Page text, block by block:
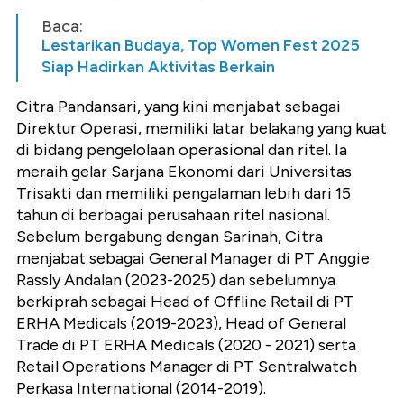
Baca:
Lestarikan Budaya, Top Women Fest 2025
Siap Hadirkan Aktivitas Berkain
Citra Pandansari, yang kini menjabat sebagai
Direktur Operasi, memiliki latar belakang yang kuat
di bidang pengelolaan operasional dan ritel. Ia
meraih gelar Sarjana Ekonomi dari Universitas
Trisakti dan memiliki pengalaman lebih dari 15
tahun di berbagai perusahaan ritel nasional.
Sebelum bergabung dengan Sarinah, Citra
menjabat sebagai General Manager di PT Anggie
Rassly Andalan (2023-2025) dan sebelumnya
berkiprah sebagai Head of Offline Retail di PT
ERHA Medicals (2019-2023), Head of General
Trade di PT ERHA Medicals (2020 - 2021) serta
Retail Operations Manager di PT Sentralwatch
Perkasa International (2014-2019).